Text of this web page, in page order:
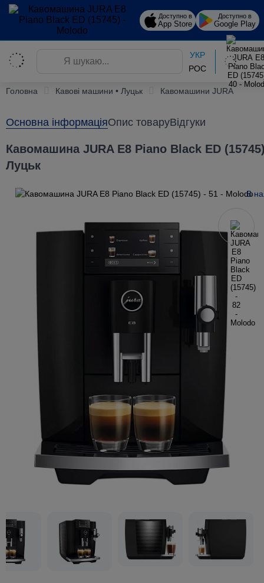
Доступно в
App Store
Доступно в
Google Play
УКР
РОС
Головна Кавові машини • Луцьк Кавомашини JURA
Основна інформаціяОпис товаруВідгуки
Кавомашина JURA E8 Piano Black ED
Луцьк
В